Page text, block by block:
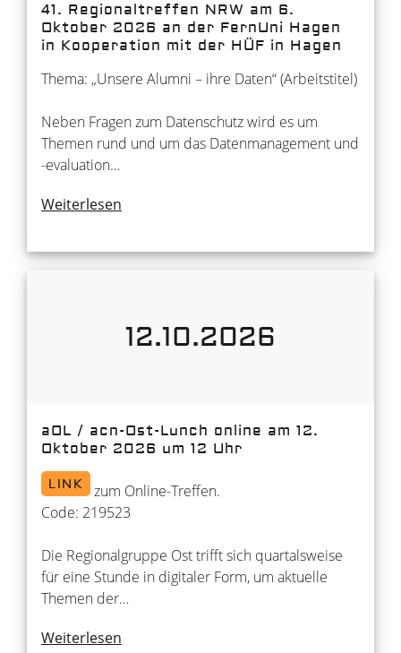
41. Regionaltreffen NRW am 6.
Oktober 2026 an der FernUni Hagen
in Kooperation mit der HÜF in Hagen
Thema: „Unsere Alumni – ihre Daten“ (Arbeitstitel)
Neben Fragen zum Datenschutz wird es um
Themen rund und um das Datenmanagement und
-evaluation…
Weiterlesen
12.10.2026
aOL / acn-Ost-Lunch online am 12.
Oktober 2026 um 12 Uhr
LINK
zum Online-Treffen.
Code: 219523
Die Regionalgruppe Ost trifft sich quartalsweise
für eine Stunde in digitaler Form, um aktuelle
Themen der…
Weiterlesen